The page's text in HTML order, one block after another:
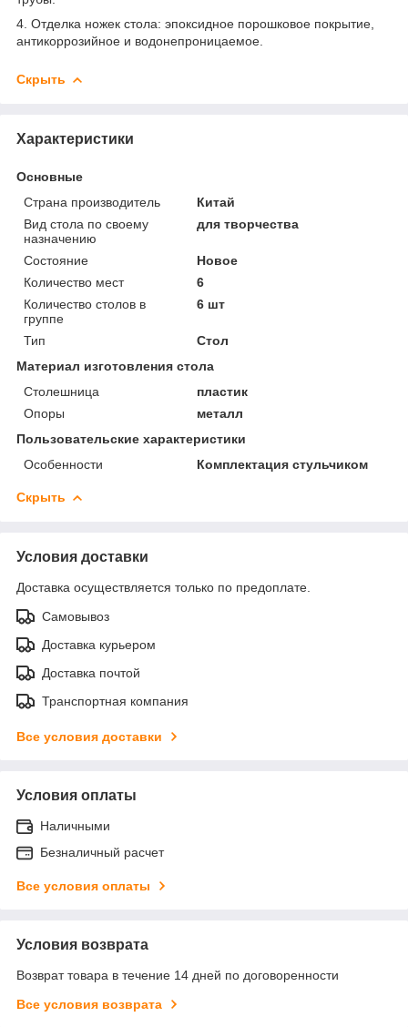
4. Отделка ножек стола: эпоксидное порошковое покрытие,
антикоррозийное и водонепроницаемое.
Скрыть
Характеристики
Основные
Страна производитель
Китай
Вид стола по своему
назначению
для творчества
Состояние
Новое
Количество мест
6
Количество столов в
группе
6 шт
Тип
Стол
Материал изготовления стола
Столешница
пластик
Опоры
металл
Пользовательские характеристики
Особенности
Комплектация стульчиком
Скрыть
Условия доставки
Доставка осуществляется только по предоплате.
Самовывоз
Доставка курьером
Доставка почтой
Транспортная компания
Все условия доставки
Условия оплаты
Наличными
Безналичный расчет
Все условия оплаты
Условия возврата
Возврат товара в течение 14 дней по договоренности
Все условия возврата